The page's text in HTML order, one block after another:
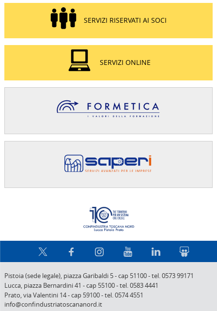
SERVIZI RISERVATI AI SOCI
SERVIZI ONLINE
Pistoia (sede legale), piazza Garibaldi 5-cap 51100-tel. 0573 99171
Lucca, piazza Bernardini 41 -cap 55100-tel. 0583 4441
Prato,via Valentini 14-cap 59100-tel. 0574 4551
info@confindustriatoscananord.it